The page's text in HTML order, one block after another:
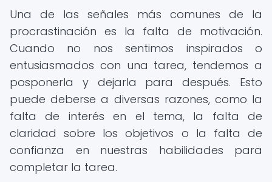
Una de las señales más comunes de la
procrastinación es la falta de motivación.
Cuando no nos sentimos inspirados o
entusiasmados con una tarea, tendemos a
posponerla y dejarla para después. Esto
puede deberse a diversas razones, como la
falta de interés en el tema, la falta de
claridad sobre los objetivos o la falta de
confianza en nuestras habilidades para
completar la tarea.